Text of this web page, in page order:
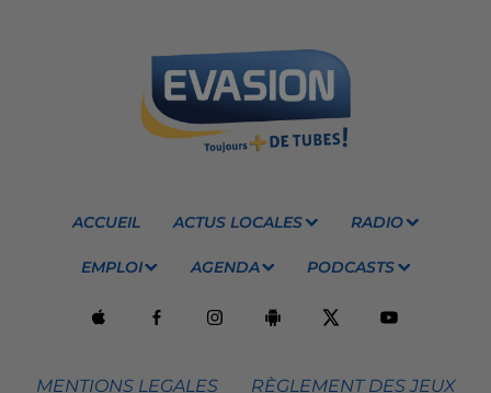
ACCUEIL ACTUS LOCALES RADIO
EMPLOI AGENDA PODCASTS
MENTIONS LEGALES RÈGLEMENT DES JEUX